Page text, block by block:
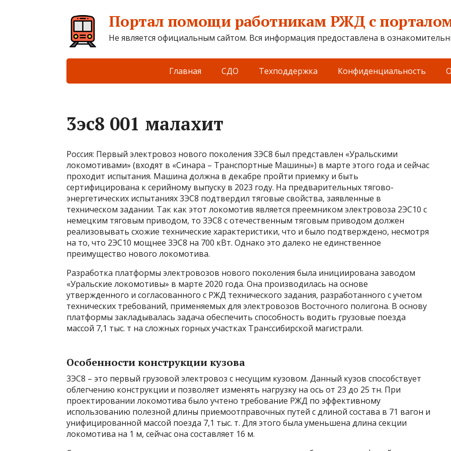
Портал помощи работникам РЖД с
Не является официальным сайтом. Вся информация предоставлена в
Главная СДО Техподдержка Конфиденциальность
3эс8 001 малахит
Россия: Первый электровоз нового поколения 3ЭС8 был представлен «Уральскими
локомотивами» (входят в «Синара – Транспортные Машины») в марте этого года и сейчас
проходит испытания. Машина должна в декабре пройти приемку и быть
сертифицирована к серийному выпуску в 2023 году. На предварительных тягово-
энергетических испытаниях 3ЭС8 подтвердил тяговые свойства, заявленные в
техническом задании. Так как этот локомотив является преемником электровоза 2ЭС10 с
немецким тяговым приводом, то 3ЭС8 с отечественным тяговым приводом должен
реализовывать схожие технические характеристики, что и было подтверждено, несмотря
на то, что 2ЭС10 мощнее 3ЭС8 на 700 кВт. Однако это далеко не единственное
преимущество нового локомотива.
Разработка платформы электровозов нового поколения была инициирована заводом
«Уральские локомотивы» в марте 2020 года. Она производилась на основе
утвержденного и согласованного с РЖД технического задания, разработанного с учетом
технических требований, применяемых для электровозов Восточного полигона. В основу
платформы закладывалась задача обеспечить способность водить грузовые поезда
массой 7,1 тыс. т на сложных горных участках Транссибирской магистрали.
Особенности конструкции кузова
3ЭС8 – это первый грузовой электровоз с несущим кузовом. Данный кузов способствует
облегчению конструкции и позволяет изменять нагрузку на ось от 23 до 25 тн. При
проектировании локомотива было учтено требование РЖД по эффективному
использованию полезной длины приемоотправочных путей с длиной состава в 71 вагон и
унифицированной массой поезда 7,1 тыс. т. Для этого была уменьшена длина секции
локомотива на 1 м, сейчас она составляет 16 м.